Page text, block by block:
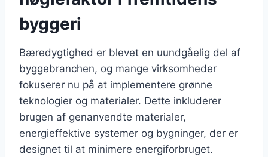
byggeri
Bæredygtighed er blevet en uundgåelig del af
byggebranchen, og mange virksomheder
fokuserer nu på at implementere grønne
teknologier og materialer. Dette inkluderer
brugen af genanvendte materialer,
energieffektive systemer og bygninger, der er
designet til at minimere energiforbruget.